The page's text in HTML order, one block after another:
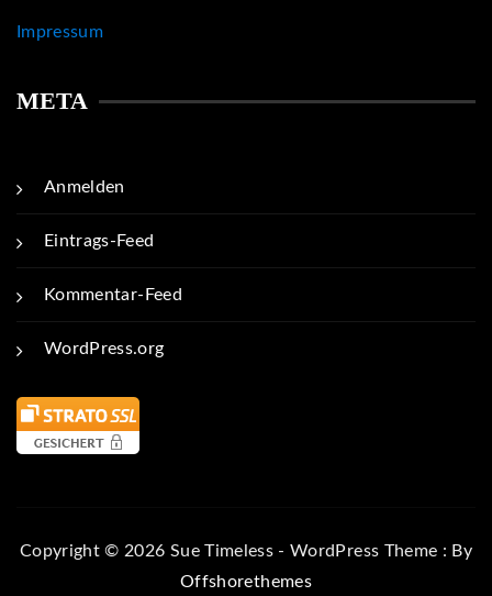
Impressum
META
Anmelden
Eintrags-Feed
Kommentar-Feed
WordPress.org
Copyright © 2026 Sue Timeless - WordPress Theme : By
Offshorethemes